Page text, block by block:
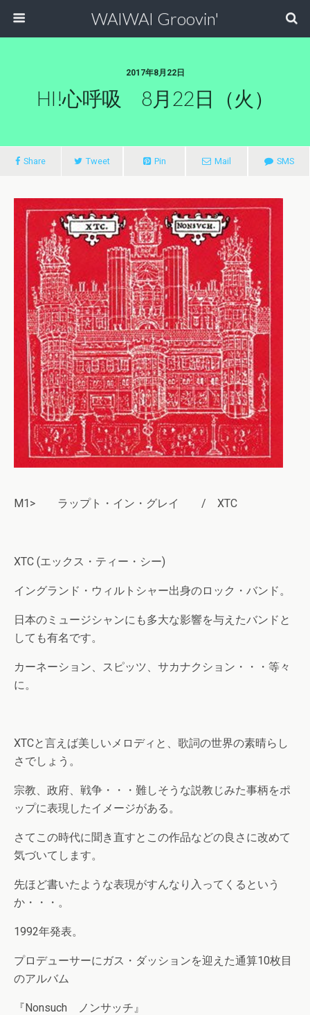
WAIWAI Groovin'
2017年8月22日
HI!心呼吸 8月22日（火）
Share Tweet Pin Mail SMS
M1> ラップト・イン・グレイ / XTC
XTC (エックス・ティー・シー)
イングランド・ウィルトシャー出身のロック・バンド。
日本のミュージシャンにも多大な影響を与えたバンドと
しても有名です。
カーネーション、スピッツ、サカナクション・・・等々
に。
XTCと言えば美しいメロディと、歌詞の世界の素晴らし
さでしょう。
宗教、政府、戦争・・・難しそうな説教じみた事柄をポ
ップに表現したイメージがある。
さてこの時代に聞き直すとこの作品などの良さに改めて
気づいてします。
先ほど書いたような表現がすんなり入ってくるという
か・・・。
1992年発表。
プロデューサーにガス・ダッションを迎えた通算10枚目
のアルバム
『Nonsuch ノンサッチ』